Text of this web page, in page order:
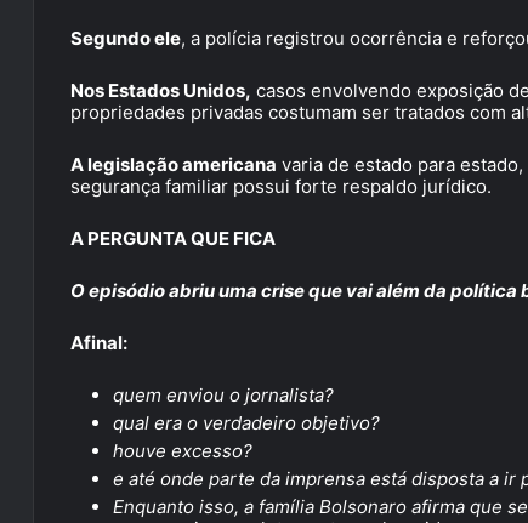
Segundo ele, a polícia registrou ocorrência e
Nos Estados Unidos, casos envolvendo exposição
propriedades privadas costumam ser tratados com
A legislação americana varia de estado para estado,
segurança familiar possui forte respaldo jurídico.
A PERGUNTA QUE FICA
O episódio abriu uma crise que vai além da política
Afinal:
quem enviou o jornalista?
qual era o verdadeiro objetivo?
houve excesso?
e até onde parte da imprensa está disposta a ir
Enquanto isso, a família Bolsonaro afirma que